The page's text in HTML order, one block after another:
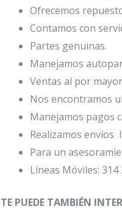
Ofrecemos
Contamos con
Partes genuinas.
Manejamos
Ventas al por
Nos encontramos
Manejamos pagos
Realizamos envíos
Para un
Líneas Móviles: 314
TE PUEDE TAMBIÉN